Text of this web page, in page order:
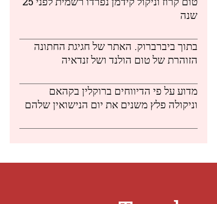
שנה
בתוך ביברברוק. האתר של חגיגת החתונה
הזוהרת של טום הולנד ושל זנדאיה
מדוע על פי הדיווחים ברוקלין בקהאם
וניקולה פלץ משנים את יום הנישואין שלהם